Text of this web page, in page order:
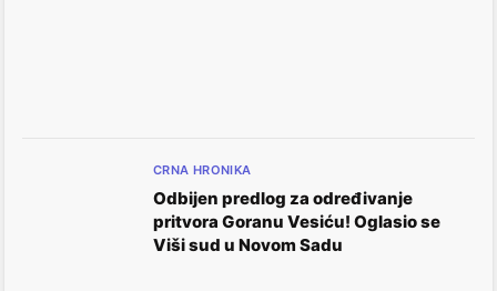
CRNA HRONIKA
Odbijen predlog za određivanje
pritvora Goranu Vesiću! Oglasio se
Viši sud u Novom Sadu